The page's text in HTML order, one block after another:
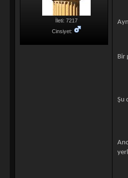
İleti: 7217
Cinsiyet:
Bir
Şu